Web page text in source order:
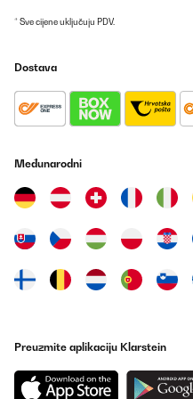
Schnelle Lieferung. Der
Spülmaschine in der
anders gestaltet ist, als
Amazon-Benutzer
Prevedi
* Sve cijene uključuju PDV.
Dostava
Međunarodni
Preuzmite aplikaciju Klarstein